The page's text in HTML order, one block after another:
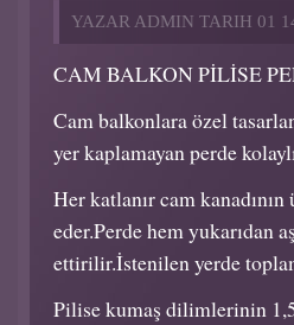
YAZAR ADMIN TARIH 01
CAM BALKON PİLİSE
Cam balkonlara özel
yer kaplamayan perde
Her katlanır cam
eder.Perde hem yukarıdan
ettirilir.İstenilen yerde
Pilise kumaş dilimlerinin